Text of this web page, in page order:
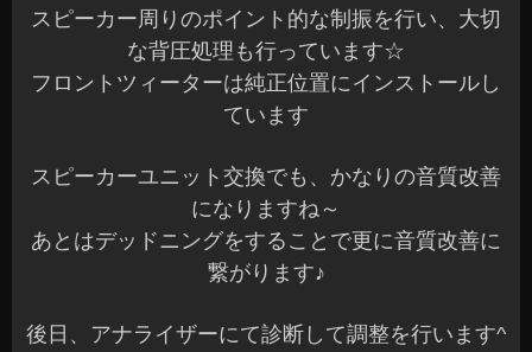
スピーカー周りのポイント的な制振を行い、大切
な背圧処理も行っています☆
フロントツィーターは純正位置にインストールし
ています
スピーカーユニット交換でも、かなりの音質改善
になりますね～
あとはデッドニングをすることで更に音質改善に
繋がります♪
後日、アナライザーにて診断して調整を行います^